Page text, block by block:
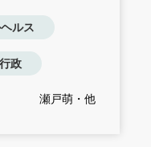
ルス
政
瀬戸萌・他